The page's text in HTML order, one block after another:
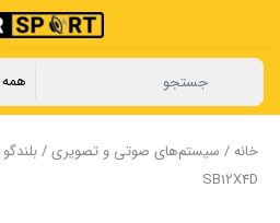
خانه/ سیستم‌های صوتی و تصویری/بلندگو
SB12X4D